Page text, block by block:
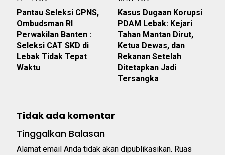
Pantau Seleksi CPNS,
Ombudsman RI
Perwakilan Banten :
Seleksi CAT SKD di
Lebak Tidak Tepat
Waktu
Kasus Dugaan Korupsi
PDAM Lebak: Kejari
Tahan Mantan Dirut,
Ketua Dewas, dan
Rekanan Setelah
Ditetapkan Jadi
Tersangka
Tidak ada komentar
Tinggalkan Balasan
Alamat email Anda tidak akan dipublikasikan. Ruas